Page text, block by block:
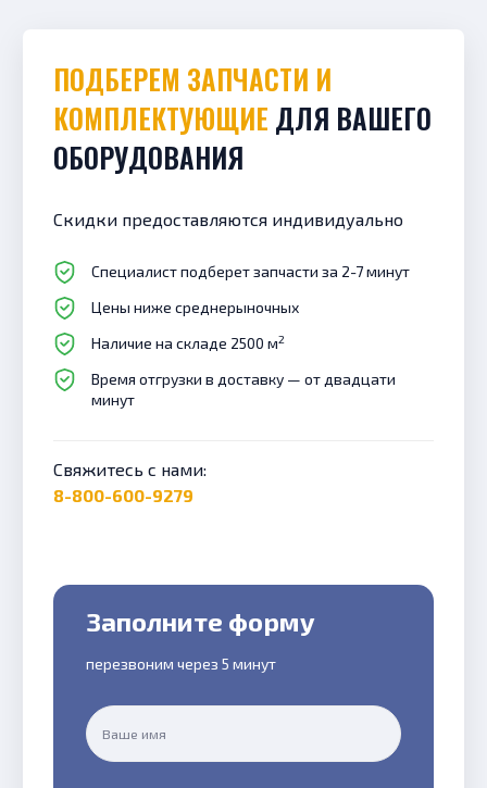
ПОДБЕРЕМ ЗАПЧАСТИ И
КОМПЛЕКТУЮЩИЕ ДЛЯ ВАШЕГО
ОБОРУДОВАНИЯ
Скидки предоставляются индивидуально
Специалист подберет запчасти за 2-7 минут
Цены ниже среднерыночных
Наличие на складе 2500 м2
Время отгрузки в доставку — от двадцати
минут
Свяжитесь с нами:
8-800-600-9279
Заполните форму
перезвоним через 5 минут
Ваше имя